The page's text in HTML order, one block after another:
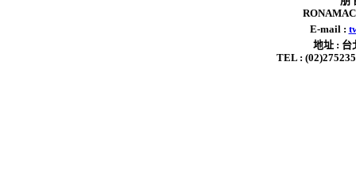
E-mail :
地址 : 台
TEL :